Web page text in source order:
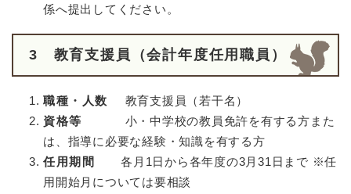
係へ提出してください。
3 教育支援員（会計年度任用職員）
職種・人数 教育支援員（若干名）
資格等 小・中学校の教員免許を有する方また
は、指導に必要な経験・知識を有する方
任用期間 各月1日から各年度の3月31日まで ※任
用開始月については要相談